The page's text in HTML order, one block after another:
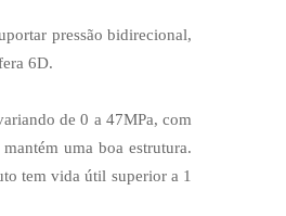
pressão bidirecional,
6D.
de 0 a 47MPa, com
uma boa estrutura.
tem vida útil superior a 1